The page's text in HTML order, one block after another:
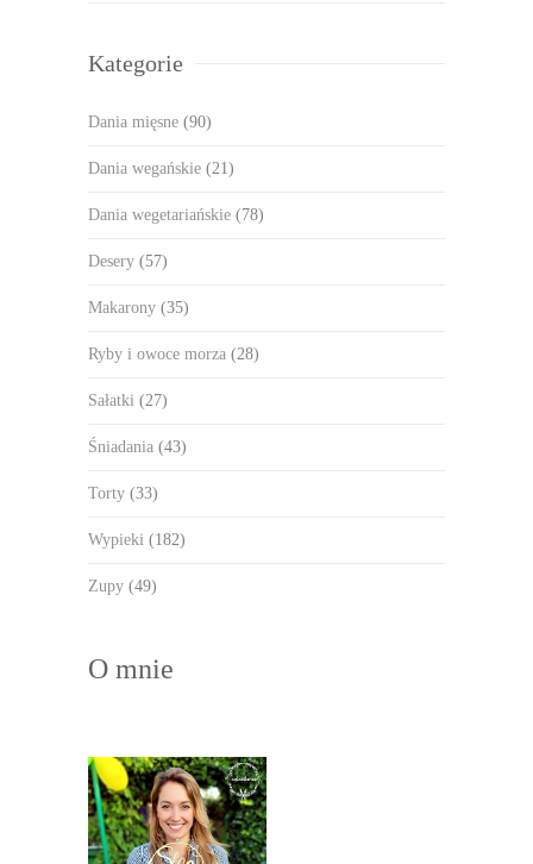
Kategorie
Dania mięsne (90)
Dania wegańskie (21)
Dania wegetariańskie (78)
Desery (57)
Makarony (35)
Ryby i owoce morza (28)
Sałatki (27)
Śniadania (43)
Torty (33)
Wypieki (182)
Zupy (49)
O mnie